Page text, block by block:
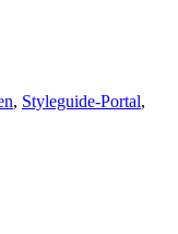
, Styleguide-Portal,